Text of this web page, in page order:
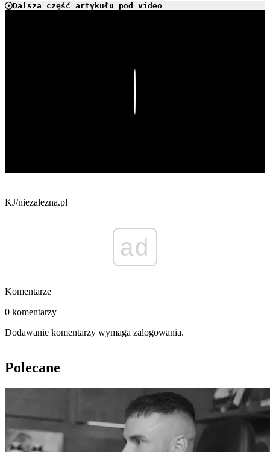
Dalsza część artykułu pod video
KJ/niezalezna.pl
ad
Komentarze
0 komentarzy
Dodawanie komentarzy wymaga zalogowania.
Polecane